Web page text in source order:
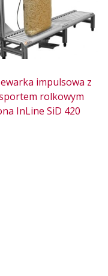
impulsowa z
rolkowym
InLine SiD 420